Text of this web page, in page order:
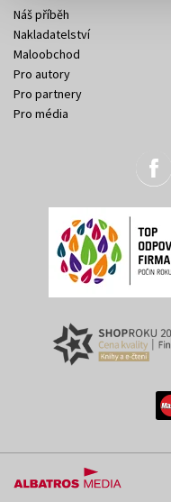
Náš příběh
Nakladatelství
Maloobchod
Pro autory
Pro partnery
Pro média